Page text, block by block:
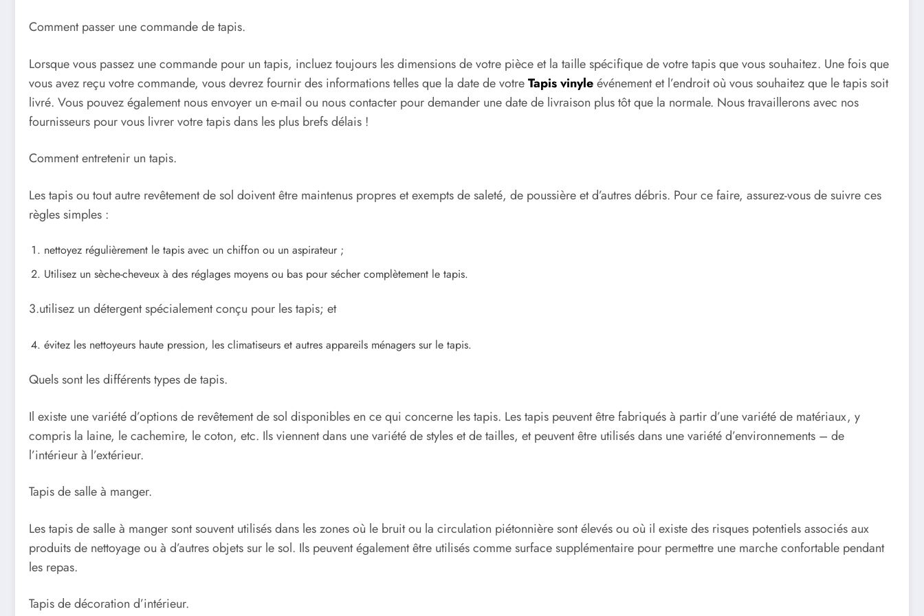
Comment passer une commande de tapis.
Lorsque vous passez une commande pour un tapis, incluez toujours les dimensions de votre pièce et la taille spécifique de votre tapis que vous souhaitez. Une fois que
vous avez reçu votre commande, vous devrez fournir des informations telles que la date de votreTapis vinyleévénement et l’endroit où vous souhaitez que le tapis soit
livré. Vous pouvez également nous envoyer un e-mail ou nous contacter pour demander une date de livraison plus tôt que la normale. Nous travaillerons avec nos
fournisseurs pour vous livrer votre tapis dans les plus brefs délais !
Comment entretenir un tapis.
Les tapis ou tout autre revêtement de sol doivent être maintenus propres et exempts de saleté, de poussière et d’autres débris. Pour ce faire, assurez-vous de suivre ces
règles simples :
nettoyez régulièrement le tapis avec un chiffon ou un aspirateur ;
Utilisez un sèche-cheveux à des réglages moyens ou bas pour sécher complètement le tapis.
3.utilisez un détergent spécialement conçu pour les tapis; et
évitez les nettoyeurs haute pression, les climatiseurs et autres appareils ménagers sur le tapis.
Quels sont les différents types de tapis.
Il existe une variété d’options de revêtement de sol disponibles en ce qui concerne les tapis. Les tapis peuvent être fabriqués à partir d’une variété de matériaux, y
compris la laine, le cachemire, le coton, etc. Ils viennent dans une variété de styles et de tailles, et peuvent être utilisés dans une variété d’environnements – de
l’intérieur à l’extérieur.
Tapis de salle à manger.
Les tapis de salle à manger sont souvent utilisés dans les zones où le bruit ou la circulation piétonnière sont élevés ou où il existe des risques potentiels associés aux
produits de nettoyage ou à d’autres objets sur le sol. Ils peuvent également être utilisés comme surface supplémentaire pour permettre une marche confortable pendant
les repas.
Tapis de décoration d’intérieur.